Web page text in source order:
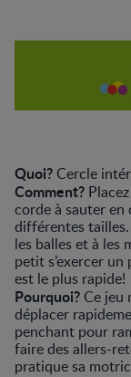
Quoi? Cercle
Comment?
corde à sauter en
différentes
les balles et à les
petit s’exercer
est le plus rapide!
Pourquoi? Ce jeu
déplacer
penchant pour
faire des allers-
pratique sa